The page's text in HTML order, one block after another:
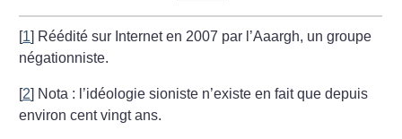
[1] Réédité sur Internet en 2007 par l’Aaargh, un groupe
négationniste.
[2] Nota : l’idéologie sioniste n’existe en fait que depuis
environ cent vingt ans.